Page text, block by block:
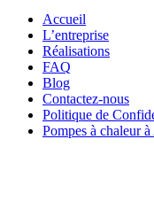
Accueil
L’entreprise
Réalisations
FAQ
Blog
Contactez-nous
Politique de
Pompes à chaleur